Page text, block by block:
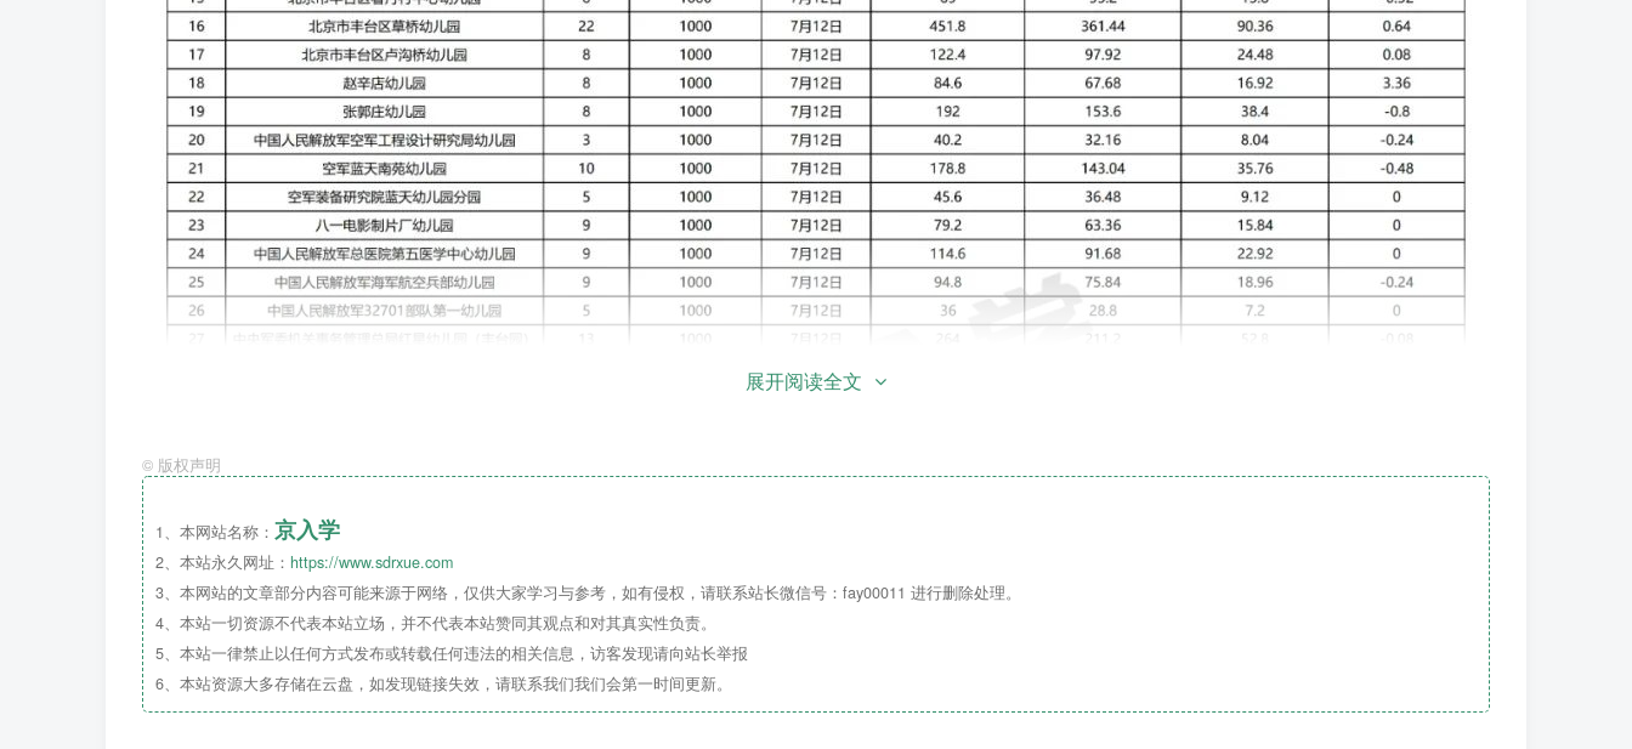
展开阅读全文
© 版权声明
1、本网站名称： 京入学
2、本站永久网址： https://www.sdrxue.com
3、本网站的文章部分内容可能来源于网络，仅供大家学习与参考，如有侵权，请联系站长微信号：fay00011 进行删除处理。
4、本站一切资源不代表本站立场，并不代表本站赞同其观点和对其真实性负责。
5、本站一律禁止以任何方式发布或转载任何违法的相关信息，访客发现请向站长举报
6、本站资源大多存储在云盘，如发现链接失效，请联系我们我们会第一时间更新。